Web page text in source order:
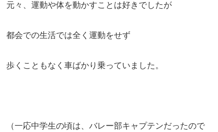
元々、運動や体を動かすことは好きでしたが
都会での生活では全く運動をせず
歩くこともなく車ばかり乗っていました。
（一応中学生の頃は、バレー部キャプテンだったので